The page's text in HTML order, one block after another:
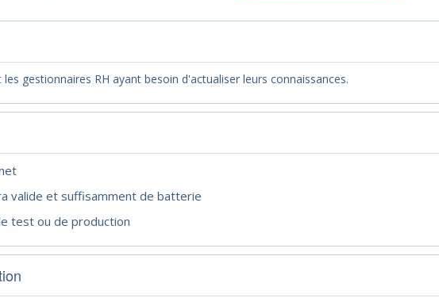
gestionnaires RH ayant besoin d'actualiser leurs connaissances.
valide et suffisamment de batterie
test ou de production